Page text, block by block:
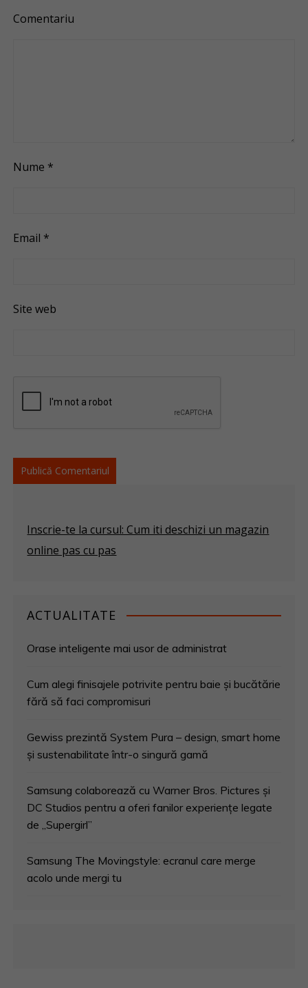
Comentariu
Nume *
Email *
Site web
Inscrie-te la cursul: Cum iti deschizi un magazin
online pas cu pas
ACTUALITATE
Orase inteligente mai usor de administrat
Cum alegi finisajele potrivite pentru baie și bucătărie
fără să faci compromisuri
Gewiss prezintă System Pura – design, smart home
și sustenabilitate într-o singură gamă
Samsung colaborează cu Warner Bros. Pictures și
DC Studios pentru a oferi fanilor experiențe legate
de „Supergirl”
Samsung The Movingstyle: ecranul care merge
acolo unde mergi tu